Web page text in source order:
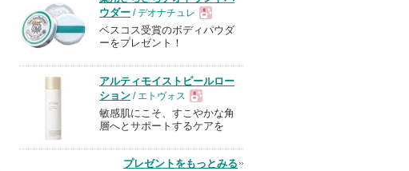
ウダー / デオナチュレ
現
品
ベスコス受賞のボディパウダ
ーをプレゼント！
アルティモイストピールロー
ション / エトヴォス
現
品
敏感肌にこそ、すこやかな角
層へとサポートするケアを
プレゼントをもっとみる